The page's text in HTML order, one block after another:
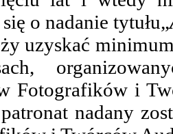
o nadanie tytułu„
uzyskać
Fotografików i
nadany